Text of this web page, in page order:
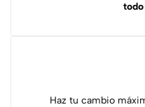
Haz tu cambio